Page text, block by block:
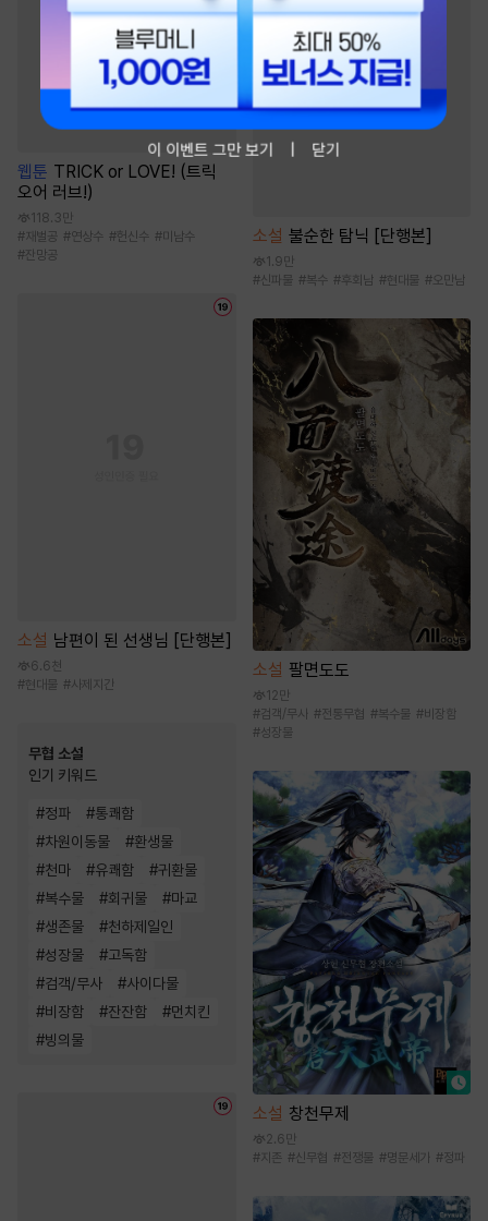
웹툰 TRICK or LOVE! (트릭
오어 러브!)
118.3만
# 재벌공 #연상수 #헌신수 #미남수
#잔망공
소설 남편이 된 선생님 [단행본]
6.6천
#현대물 #사제지간
무협 소설
인기 키워드
#정파 #통쾌함
#차원이동물 #환생물
#천마 #유쾌함 #귀환물
#복수물 #회귀물 #마교
#생존물 #천하제일인
#성장물 #고독함
#검객/무사 #사이다물
#비장함 #잔잔함 #먼치킨
#빙의물
소설 불순한 탐닉 [단행본]
1.9만
#신파물 #복수 #후회남 #현대물 #오만남
소설 팔면도도
12만
#검객/무사 #전통무협 #복수물 #비장함
#성장물
소설 창천무제
2.6만
#지존 #신무협 #전쟁물 #명문세가 #정파
이 이벤트 그만 보기 닫기